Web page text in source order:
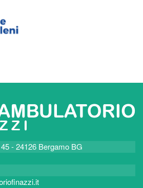
- 24126 Bergamo BG